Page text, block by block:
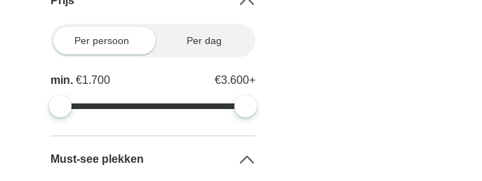
Per persoon Per dag
min.€1.700 €3.600+
Must-see plekken